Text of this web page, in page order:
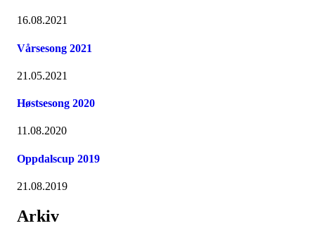
16.08.2021
Vårsesong 2021
21.05.2021
Høstsesong 2020
11.08.2020
Oppdalscup 2019
21.08.2019
Arkiv